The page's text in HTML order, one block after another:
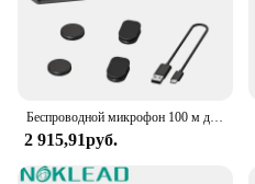
2 915,91руб.